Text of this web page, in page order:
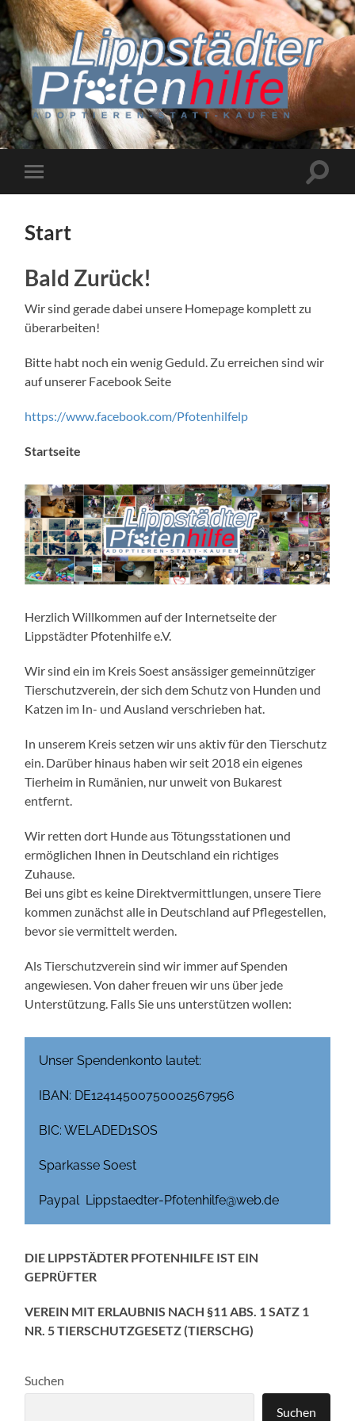
Mobile-
Menü
Start
Bald Zurück!
Wir sind gerade dabei unsere Homepage komplett zu
überarbeiten!
Bitte habt noch ein wenig Geduld. Zu erreichen sind wir
auf unserer Facebook Seite
https://www.facebook.com/Pfotenhilfelp
Startseite
Herzlich Willkommen auf der Internetseite der
Lippstädter Pfotenhilfe e.V.
Wir sind ein im Kreis Soest ansässiger gemeinnütziger
Tierschutzverein, der sich dem Schutz von Hunden und
Katzen im In- und Ausland verschrieben hat.
In unserem Kreis setzen wir uns aktiv für den Tierschutz
ein. Darüber hinaus haben wir seit 2018 ein eigenes
Tierheim in Rumänien, nur unweit von Bukarest
entfernt.
Wir retten dort Hunde aus Tötungsstationen und
ermöglichen Ihnen in Deutschland ein richtiges
Zuhause.
Bei uns gibt es keine Direktvermittlungen, unsere Tiere
kommen zunächst alle in Deutschland auf Pflegestellen,
bevor sie vermittelt werden.
Als Tierschutzverein sind wir immer auf Spenden
angewiesen. Von daher freuen wir uns über jede
Unterstützung. Falls Sie uns unterstützen wollen:
Unser Spendenkonto lautet:
IBAN: DE12414500750002567956
BIC: WELADED1SOS
Sparkasse Soest
Paypal Lippstaedter-Pfotenhilfe@web.de
DIE LIPPSTÄDTER PFOTENHILFE IST EIN
GEPRÜFTER
VEREIN MIT ERLAUBNIS NACH §11 ABS. 1 SATZ 1
NR. 5 TIERSCHUTZGESETZ (TIERSCHG)
Suchen
Suchen